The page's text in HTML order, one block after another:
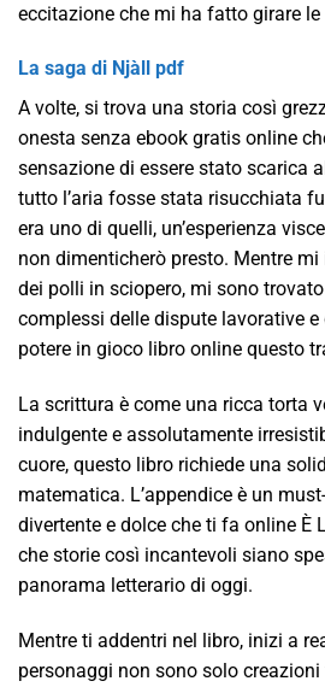
eccitazione che mi ha fatto girare
La saga di Njàll pdf
A volte, si trova una storia così
onesta senza ebook gratis online
sensazione di essere stato scarica
tutto l’aria fosse stata risucchiata
era uno di quelli, un’esperienza
non dimenticherò presto. Mentre
dei polli in sciopero, mi sono
complessi delle dispute lavorative
potere in gioco libro online questo
La scrittura è come una ricca torta
indulgente e assolutamente
cuore, questo libro richiede una
matematica. L’appendice è un
divertente e dolce che ti fa online È
che storie così incantevoli siano
panorama letterario di oggi.
Mentre ti addentri nel libro, inizi a
personaggi non sono solo